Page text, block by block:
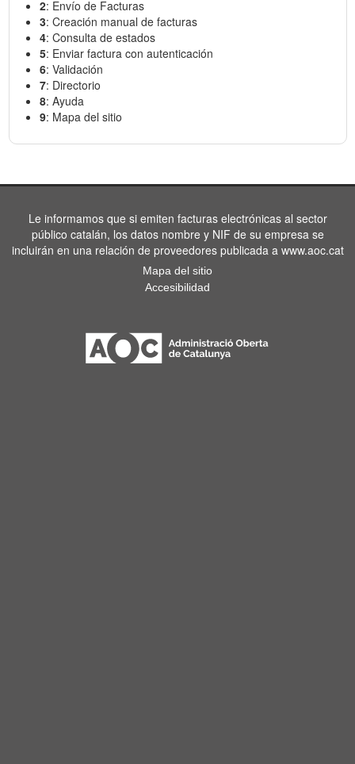
2: Envío de Facturas
3: Creación manual de facturas
4: Consulta de estados
5: Enviar factura con autenticación
6: Validación
7: Directorio
8: Ayuda
9: Mapa del sitio
Le informamos que si emiten facturas electrónicas al sector
público catalán, los datos nombre y NIF de su empresa se
incluirán en una relación de proveedores publicada a www.aoc.cat
Mapa del sitio
Accesibilidad